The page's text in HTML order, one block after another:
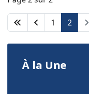
1 2
À la Une